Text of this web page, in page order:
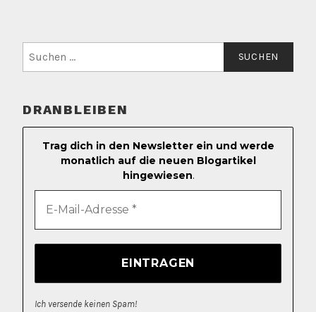
nach:
DRANBLEIBEN
Trag dich in den Newsletter ein und werde
monatlich auf die neuen Blogartikel
hingewiesen.
Ich versende keinen Spam!